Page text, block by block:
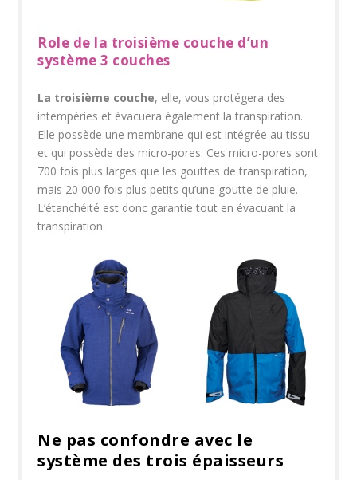
Role de la troisième couche d’un
système 3 couches
La troisième couche, elle, vous protégera des
intempéries et évacuera également la transpiration.
Elle possède une membrane qui est intégrée au tissu
et qui possède des micro-pores. Ces micro-pores sont
700 fois plus larges que les gouttes de transpiration,
mais 20 000 fois plus petits qu’une goutte de pluie.
L’étanchéité est donc garantie tout en évacuant la
transpiration.
Ne pas confondre avec le
système des trois épaisseurs